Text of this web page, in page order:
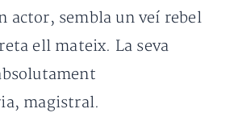
actor, sembla un veí rebel
ell mateix. La seva
magistral.